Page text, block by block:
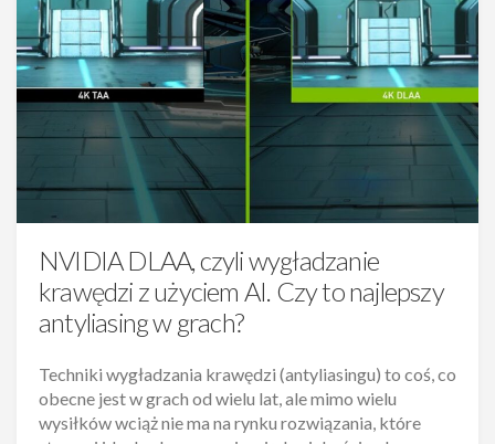
NVIDIA DLAA, czyli wygładzanie
krawędzi z użyciem AI. Czy to najlepszy
antyliasing w grach?
Techniki wygładzania krawędzi (antyliasingu) to coś, co
obecne jest w grach od wielu lat, ale mimo wielu
wysiłków wciąż nie ma na rynku rozwiązania, które